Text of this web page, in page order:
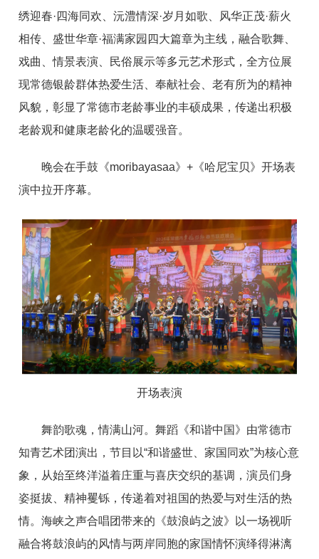
绣迎春·四海同欢、沅澧情深·岁月如歌、风华正茂·薪火
相传、盛世华章·福满家园四大篇章为主线，融合歌舞、
戏曲、情景表演、民俗展示等多元艺术形式，全方位展
现常德银龄群体热爱生活、奉献社会、老有所为的精神
风貌，彰显了常德市老龄事业的丰硕成果，传递出积极
老龄观和健康老龄化的温暖强音。
晚会在手鼓《moribayasaa》+《哈尼宝贝》开场表
演中拉开序幕。
开场表演
舞韵歌魂，情满山河。舞蹈《和谐中国》由常德市
知青艺术团演出，节目以“和谐盛世、家国同欢”为核心意
象，从始至终洋溢着庄重与喜庆交织的基调，演员们身
姿挺拔、精神矍铄，传递着对祖国的热爱与对生活的热
情。海峡之声合唱团带来的《鼓浪屿之波》以一场视听
融合将鼓浪屿的风情与两岸同胞的家国情怀演绎得淋漓